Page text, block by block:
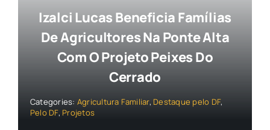
Izalci Lucas Beneficia Famílias
De Agricultores Na Ponte Alta
Com O Projeto Peixes Do
Cerrado
Categories: Agricultura Familiar, Destaque pelo DF,
Pelo DF, Projetos